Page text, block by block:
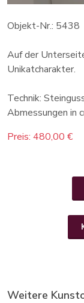
Objekt-Nr.: 5438
Auf der
Unikatcharakter.
Technik:
Abmessungen in
Preis: 480,00 €
Weitere